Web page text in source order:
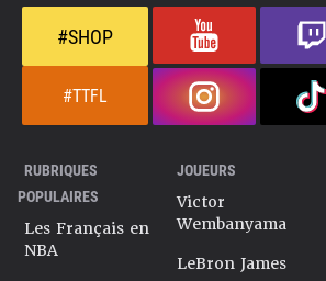
#SHOP
#TTFL
RUBRIQUES
POPULAIRES
Les Français en
NBA
JOUEURS
Victor
Wembanyama
LeBron James